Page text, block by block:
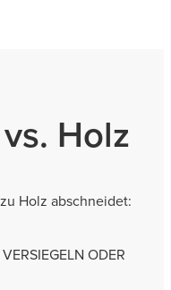
Holz
Holz abschneidet:
ODER